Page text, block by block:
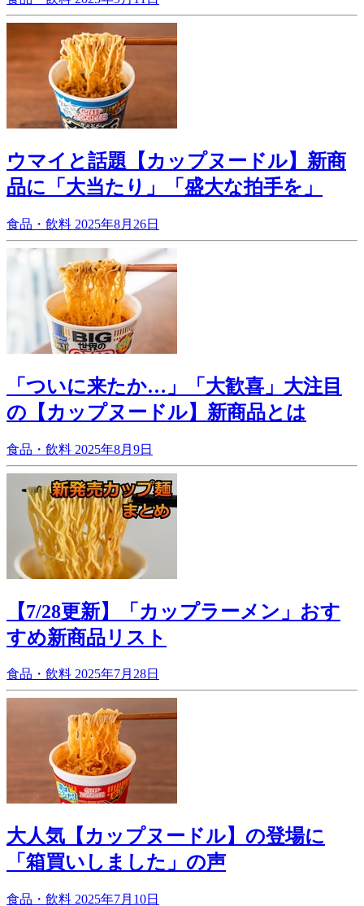
ウマイと話題【カップヌードル】新商
品に「大当たり」「盛大な拍手を」
食品・飲料 2025年8月26日
「ついに来たか…」「大歓喜」大注目
の【カップヌードル】新商品とは
食品・飲料 2025年8月9日
【7/28更新】「カップラーメン」おす
すめ新商品リスト
食品・飲料 2025年7月28日
大人気【カップヌードル】の登場に
「箱買いしました」の声
食品・飲料 2025年7月10日